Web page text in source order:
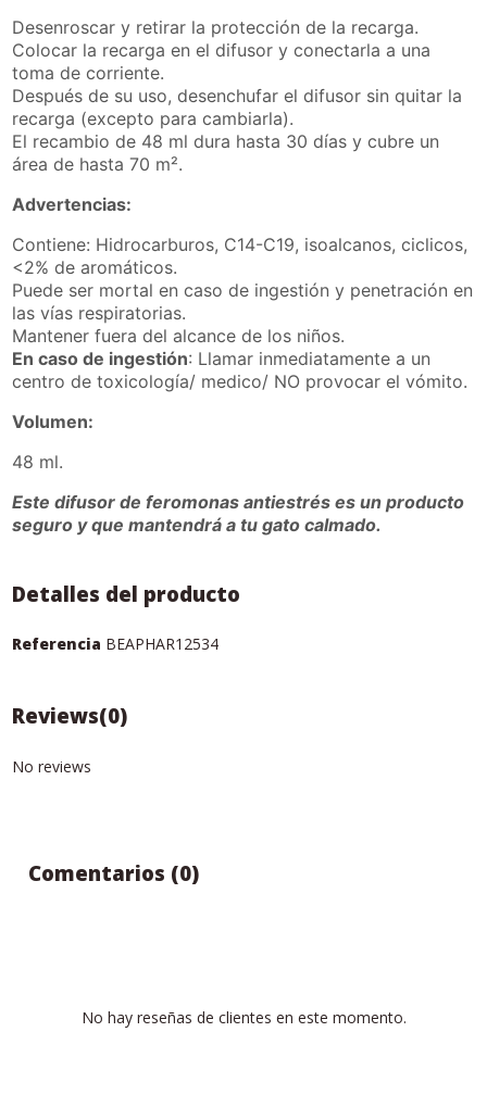
Desenroscar y retirar la protección de la recarga.
Colocar la recarga en el difusor y conectarla a una
toma de corriente.
Después de su uso, desenchufar el difusor sin quitar la
recarga (excepto para cambiarla).
El recambio de 48 ml dura hasta 30 días y cubre un
área de hasta 70 m².
Advertencias:
Contiene: Hidrocarburos, C14-C19, isoalcanos, ciclicos,
<2% de aromáticos.
Puede ser mortal en caso de ingestión y penetración en
las vías respiratorias.
Mantener fuera del alcance de los niños.
En caso de ingestión: Llamar inmediatamente a un
centro de toxicología/ medico/ NO provocar el vómito.
Volumen:
48 ml.
Este difusor de feromonas antiestrés es un producto
seguro y que mantendrá a tu gato calmado.
Detalles del producto
Referencia BEAPHAR12534
Reviews(0)
No reviews
Comentarios (0)
No hay reseñas de clientes en este momento.